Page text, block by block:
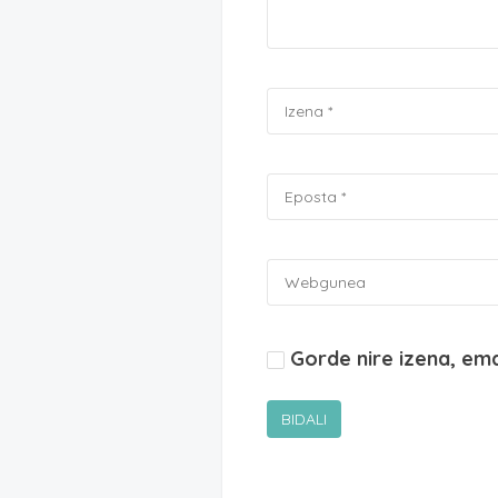
Gorde nire izena,